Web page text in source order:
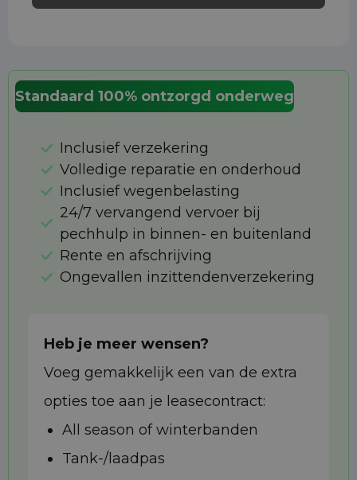
Standaard 100% ontzorgd onderweg
Inclusief verzekering
Volledige reparatie en onderhoud
Inclusief wegenbelasting
24/7 vervangend vervoer bij
pechhulp in binnen- en buitenland
Rente en afschrijving
Ongevallen inzittendenverzekering
Heb je meer wensen?
Voeg gemakkelijk een van de extra
opties toe aan je leasecontract:
All season of winterbanden
Tank-/laadpas